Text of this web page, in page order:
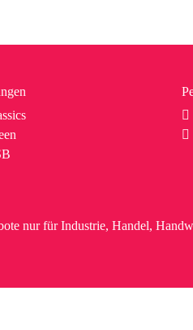
nur für Industrie, Handel,